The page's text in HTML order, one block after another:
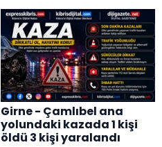
Girne - Çamlıbel ana
yolundaki kazada 1 kişi
öldü 3 kişi yaralandı